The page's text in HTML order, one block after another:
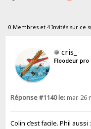
0 Membres et 4 Invités sur ce
cris_
Floodeur pro
Réponse #1140 le:mar. 26
Colin c’est facile. Phil aussi